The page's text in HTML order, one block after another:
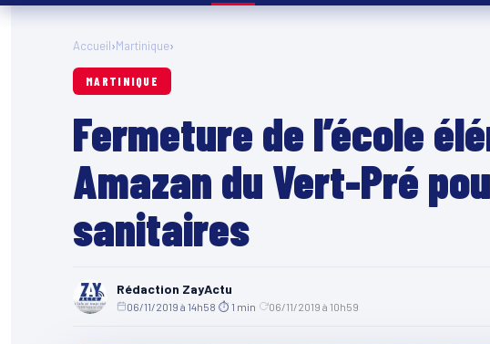
Accueil›Martinique›
MARTINIQUE
Fermeture de l’école
Amazan du Vert-Pré
sanitaires
Rédaction ZayActu
06/11/2019 à 14h58 ⏱ 1 min 06/11/2019 à 10h59